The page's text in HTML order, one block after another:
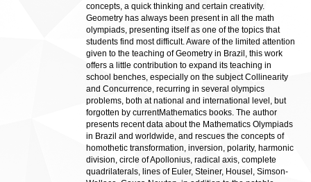
concepts, a quick thinking and certain creativity.
Geometry has always been present in all the math
olympiads, presenting itself as one of the topics that
students find most difficult. Aware of the limited attention
given to the teaching of Geometry in Brazil, this work
offers a little contribution to expand its teaching in
school benches, especially on the subject Collinearity
and Concurrence, recurring in several olympics
problems, both at national and international level, but
forgotten by currentMathematics books. The author
presents recent data about the Mathematics Olympiads
in Brazil and worldwide, and rescues the concepts of
homothetic transformation, inversion, polarity, harmonic
division, circle of Apollonius, radical axis, complete
quadrilaterals, lines of Euler, Steiner, Housel, Simson-